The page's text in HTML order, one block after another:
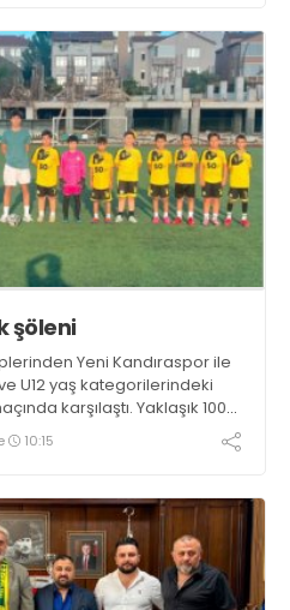
şöleni
Yeni Kandıraspor ile
U12 yaş kategorilerindeki
karşılaştı. Yaklaşık 100
maçların ardından
lezzeti mancarlı pide ve
10:15